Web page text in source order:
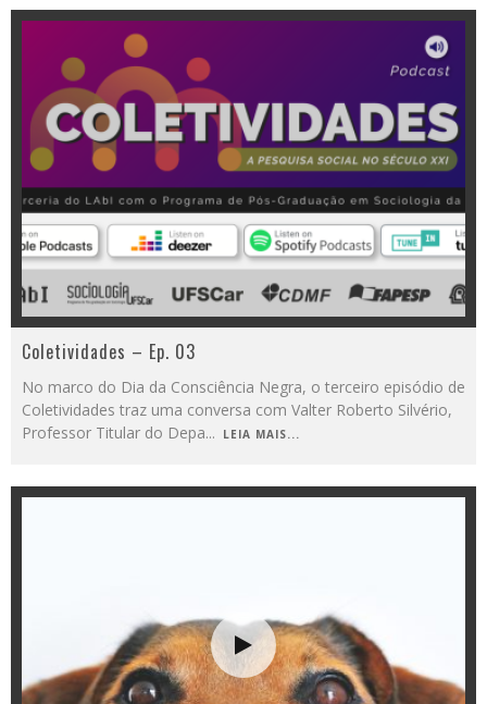
Coletividades – Ep. 03
No marco do Dia da Consciência Negra, o terceiro episódio de
Coletividades traz uma conversa com Valter Roberto Silvério,
Professor Titular do Depa... LEIA MAIS...